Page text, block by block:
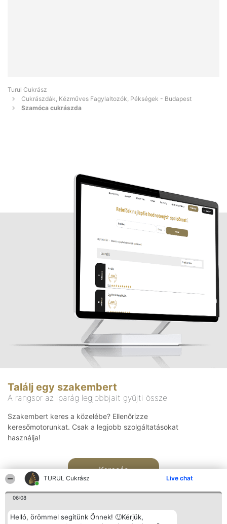
TURUL Cukrász Live chat
06:08
Helló, örömmel segítünk Önnek! 🙂Kérjük,
Turul Cukrász
Cukrászdák, Kézműves Fagylaltozók, Pékségek - Budapest
Szamóca cukrászda
Találj egy szakembert
A rangsor az iparág legjobbjait gyűjti össze
Szakembert keres a közelébe? Ellenőrizze
keresőmotorunkat. Csak a legjobb szolgáltatásokat
használja!
Keresés